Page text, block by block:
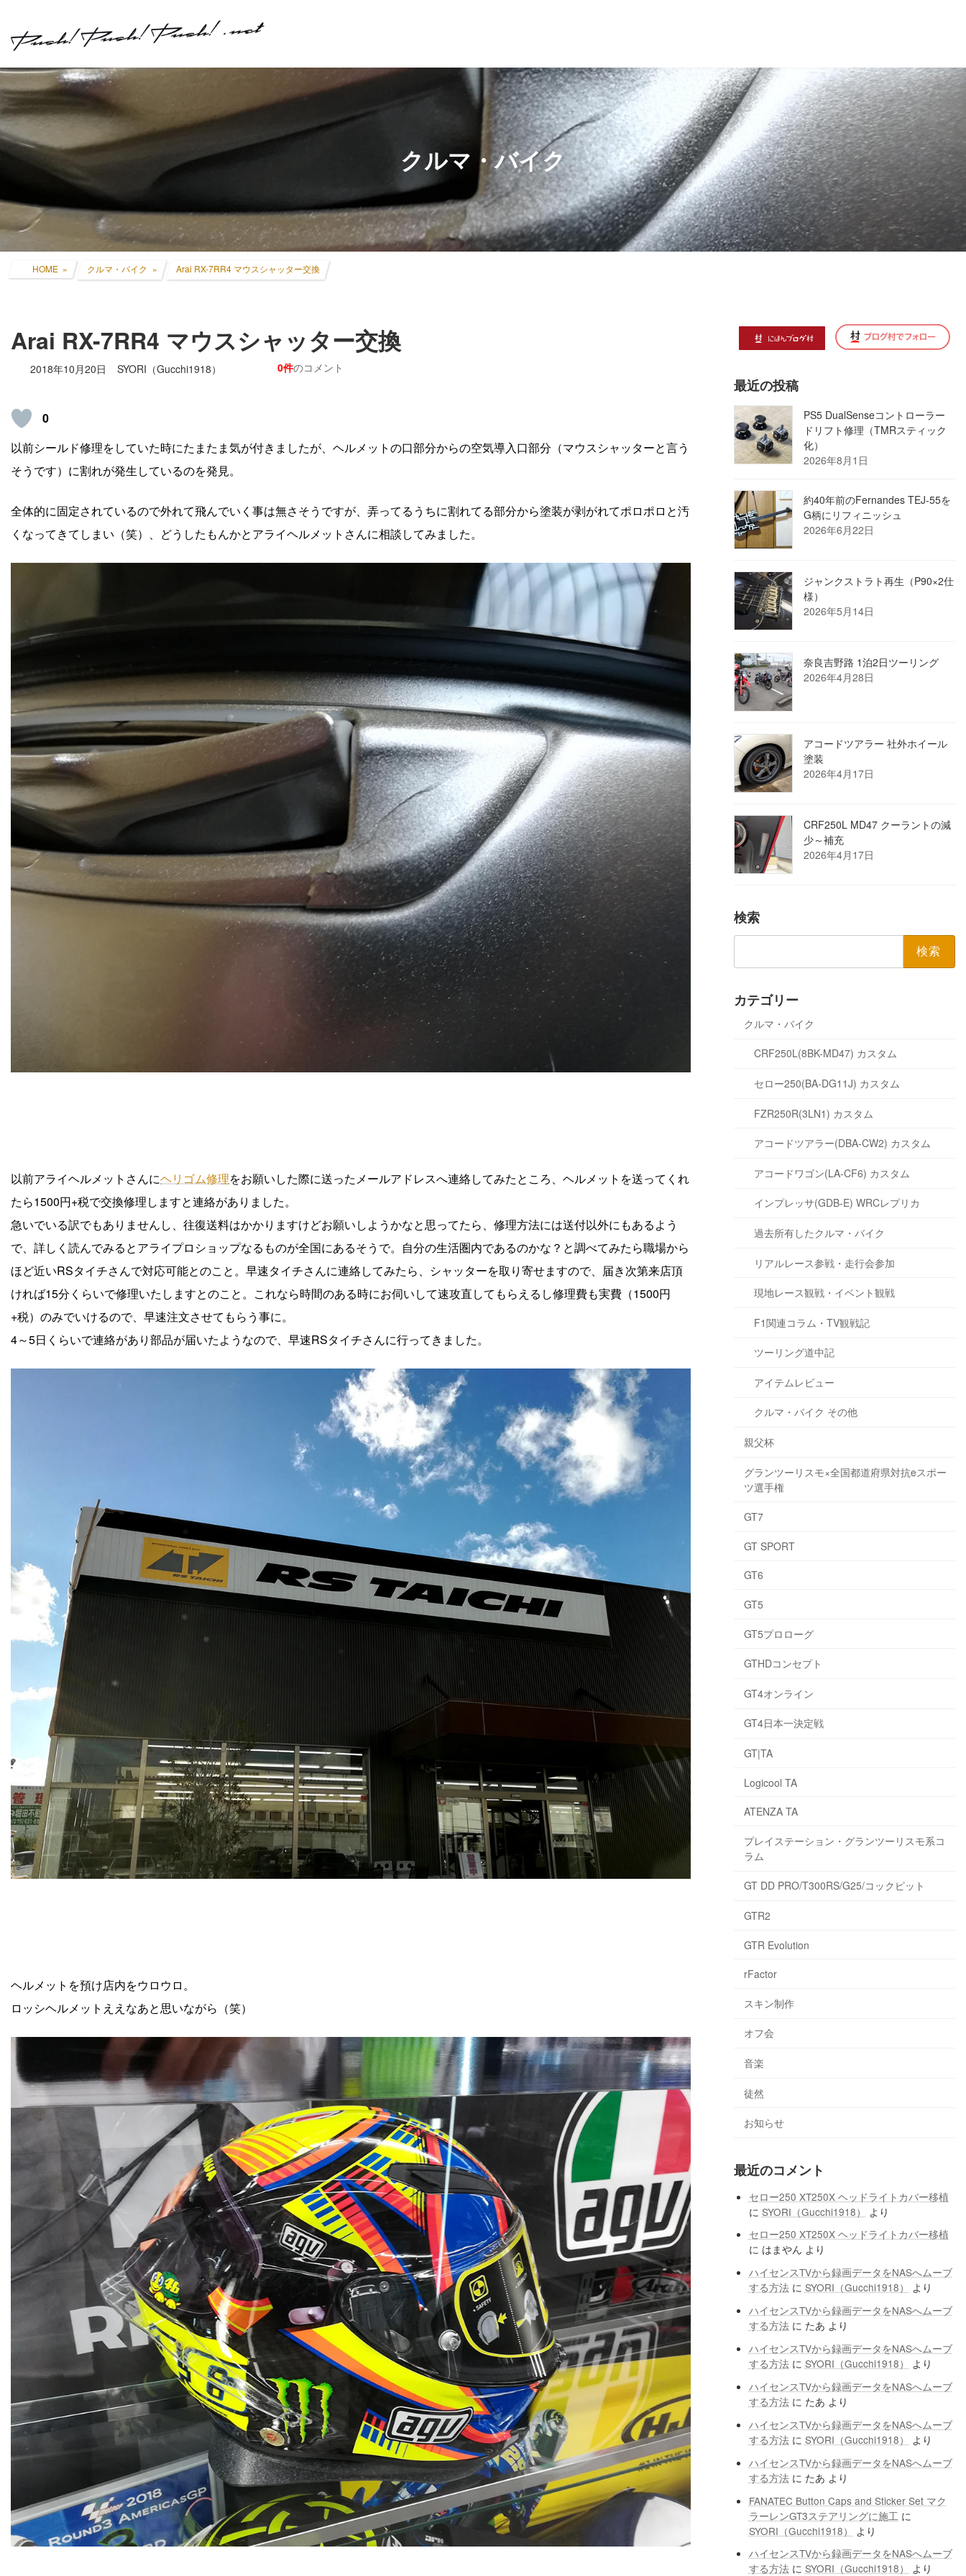
ツ
へ
ス
キ
ッ
シ
ョ
ン
に
移
クルマ・バイク
HOME クルマ・バイク Arai RX-7RR4 マウスシャッター交換
Arai RX-7RR4 マウスシャッター交換
2018年10月20日 SYORI（Gucchi1918） 0件のコメント
0
以前シールド修理をしていた時にたまたま気が付きましたが、ヘルメットの口部分からの空気導入口部分（マウスシャッターと言う
そうです）に割れが発生しているのを発見。
全体的に固定されているので外れて飛んでいく事は無さそうですが、弄ってるうちに割れてる部分から塗装が剥がれてポロポロと汚
くなってきてしまい（笑）、どうしたもんかとアライヘルメットさんに相談してみました。
以前アライヘルメットさんにヘリゴム修理をお願いした際に送ったメールアドレスへ連絡してみたところ、ヘルメットを送ってくれ
たら1500円+税で交換修理しますと連絡がありました。
急いでいる訳でもありませんし、往復送料はかかりますけどお願いしようかなと思ってたら、修理方法には送付以外にもあるよう
で、詳しく読んでみるとアライプロショップなるものが全国にあるそうで。自分の生活圏内であるのかな？と調べてみたら職場から
ほど近いRSタイチさんで対応可能とのこと。早速タイチさんに連絡してみたら、シャッターを取り寄せますので、届き次第来店頂
ければ15分くらいで修理いたしますとのこと。これなら時間のある時にお伺いして速攻直してもらえるし修理費も実費（1500円
+税）のみでいけるので、早速注文させてもらう事に。
4～5日くらいで連絡があり部品が届いたようなので、早速RSタイチさんに行ってきました。
ヘルメットを預け店内をウロウロ。
ロッシヘルメットええなあと思いながら（笑）
最近の投稿
PS5 DualSenseコントローラー
ドリフト修理（TMRスティック
化）
2026年8月1日
約40年前のFernandes TEJ-55を
G柄にリフィニッシュ
2026年6月22日
ジャンクストラト再生（P90×2仕
様）
2026年5月14日
奈良吉野路 1泊2日ツーリング
2026年4月28日
アコードツアラー 社外ホイール
塗装
2026年4月17日
CRF250L MD47 クーラントの減
少～補充
2026年4月17日
検索
カテゴリー
クルマ・バイク
CRF250L(8BK-MD47) カスタム
セロー250(BA-DG11J) カスタム
FZR250R(3LN1) カスタム
アコードツアラー(DBA-CW2) カスタム
アコードワゴン(LA-CF6) カスタム
インプレッサ(GDB-E) WRCレプリカ
過去所有したクルマ・バイク
リアルレース参戦・走行会参加
現地レース観戦・イベント観戦
F1関連コラム・TV観戦記
ツーリング道中記
アイテムレビュー
クルマ・バイク その他
親父杯
グランツーリスモ×全国都道府県対抗eスポー
ツ選手権
GT7
GT SPORT
GT6
GT5
GT5プロローグ
GTHDコンセプト
GT4オンライン
GT4日本一決定戦
GT|TA
Logicool TA
ATENZA TA
プレイステーション・グランツーリスモ系コ
ラム
GT DD PRO/T300RS/G25/コックピット
GTR2
GTR Evolution
rFactor
スキン制作
オフ会
音楽
徒然
お知らせ
最近のコメント
セロー250 XT250X ヘッドライトカバー移植
に SYORI（Gucchi1918）
より
セロー250 XT250X ヘッドライトカバー移植
に はまやん より
ハイセンスTVから録画データをNASへムーブ
する方法に SYORI（Gucchi1918）
より
ハイセンスTVから録画データをNASへムーブ
する方法に たあ より
ハイセンスTVから録画データをNASへムーブ
する方法に SYORI（Gucchi1918）
より
ハイセンスTVから録画データをNASへムーブ
する方法に たあ より
ハイセンスTVから録画データをNASへムーブ
する方法に SYORI（Gucchi1918）
より
ハイセンスTVから録画データをNASへムーブ
する方法に たあ より
FANATEC Button Caps and Sticker Set マク
ラーレンGT3ステアリングに施工 に
SYORI（Gucchi1918）
より
ハイセンスTVから録画データをNASへムーブ
する方法に SYORI（Gucchi1918） より